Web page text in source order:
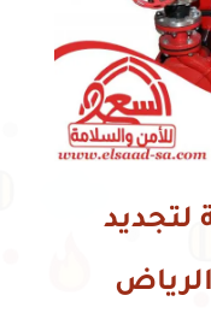
لتجديد